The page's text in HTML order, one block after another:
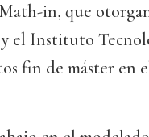
in, que
el Instituto
fin de máster en